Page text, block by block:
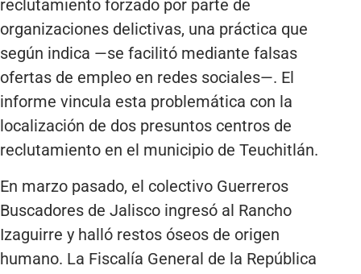
reclutamiento forzado por parte de
organizaciones delictivas, una práctica que
según indica —se facilitó mediante falsas
ofertas de empleo en redes sociales—. El
informe vincula esta problemática con la
localización de dos presuntos centros de
reclutamiento en el municipio de Teuchitlán.
En marzo pasado, el colectivo Guerreros
Buscadores de Jalisco ingresó al Rancho
Izaguirre y halló restos óseos de origen
humano. La Fiscalía General de la República